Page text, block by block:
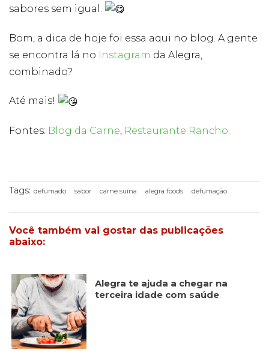
sabores sem igual.
Bom, a dica de hoje foi essa aqui no blog. A gente
se encontra lá no
Instagram da Alegra,
combinado?
Até mais!
Fontes: Blog da Carne, Restaurante Rancho.
Tags: defumado sabor carne suína alegra foods defumação
Você também vai gostar das publicações
abaixo:
Alegra te ajuda a chegar na
terceira idade com saúde